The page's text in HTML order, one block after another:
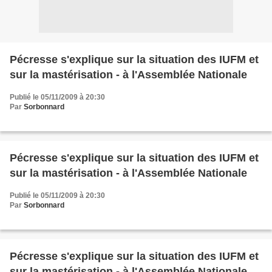
Pécresse s'explique sur la situation des IUFM et
sur la mastérisation - à l'Assemblée Nationale
Publié le 05/11/2009 à 20:30
Par Sorbonnard
Pécresse s'explique sur la situation des IUFM et
sur la mastérisation - à l'Assemblée Nationale
Publié le 05/11/2009 à 20:30
Par Sorbonnard
Pécresse s'explique sur la situation des IUFM et